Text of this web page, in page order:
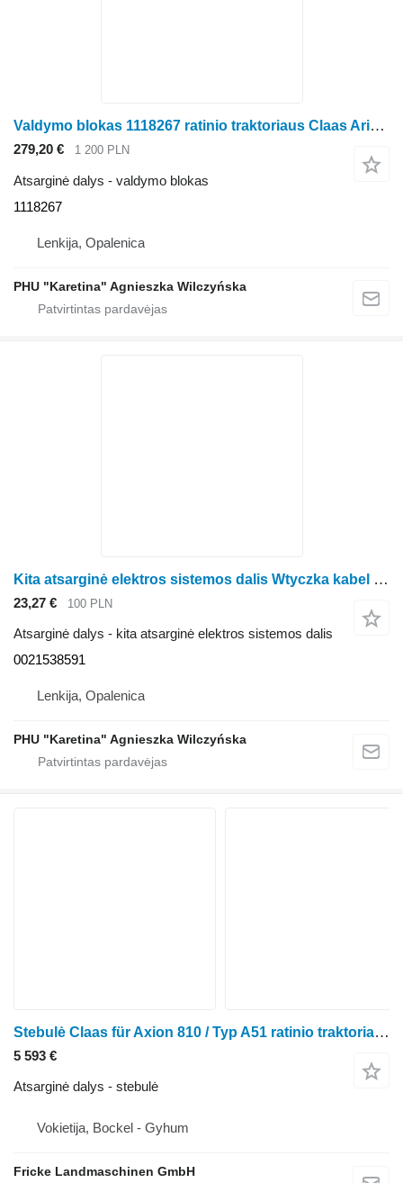
Valdymo blokas 1118267 ratinio traktoriaus Claas Arion Axion
279,20 € 1 200 PLN
Atsarginė dalys - valdymo blokas
1118267
Lenkija, Opalenica
PHU "Karetina" Agnieszka Wilczyńska
Kita atsarginė elektros sistemos dalis Wtyczka kabel zaślepka 0021538591 ratinio traktoriaus Claas Arion Axion
23,27 € 100 PLN
Atsarginė dalys - kita atsarginė elektros sistemos dalis
0021538591
Lenkija, Opalenica
PHU "Karetina" Agnieszka Wilczyńska
Stebulė Claas für Axion 810 / Typ A51 ratinio traktoriaus Claas Axion 810
5 593 €
Atsarginė dalys - stebulė
Vokietija, Bockel - Gyhum
Fricke Landmaschinen GmbH